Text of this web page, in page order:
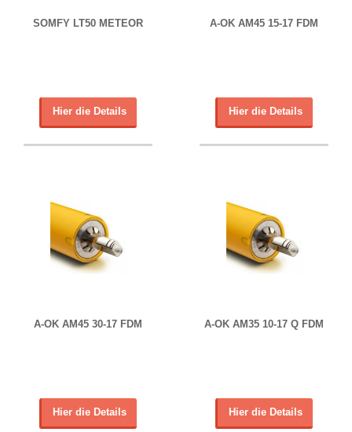
SOMFY LT50 METEOR
Hier die Details
A-OK AM45 15-17 FDM
Hier die Details
A-OK AM45 30-17 FDM
Hier die Details
A-OK AM35 10-17 Q FDM
Hier die Details